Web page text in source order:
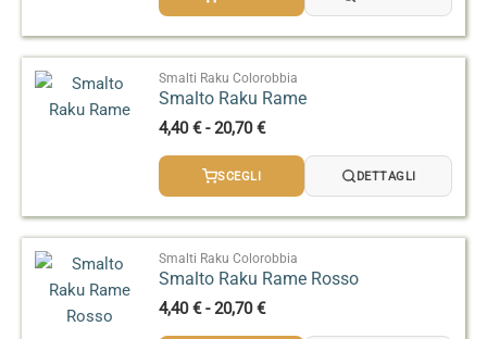
74,50 €
Smalti Raku Colorobbia
Smalto Raku Rame
4,40€ - 20,70€Fascia
prezzo:
20,70 €
SCEGLI DETTAGLI
Smalti Raku Colorobbia
Smalto Raku Rame Rosso
4,40€ - 20,70€Fascia